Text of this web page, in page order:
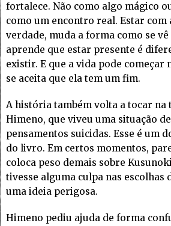
fortalece. Não como algo mágico
como um encontro real. Estar com
verdade, muda a forma como se
aprende que estar presente é
existir. E que a vida pode começar
se aceita que ela tem um fim.
A história também volta a tocar na
Himeno, que viveu uma situação
pensamentos suicidas. Esse é um
do livro. Em certos momentos,
coloca peso demais sobre
tivesse alguma culpa nas escolhas
uma ideia perigosa.
Himeno pediu ajuda de forma